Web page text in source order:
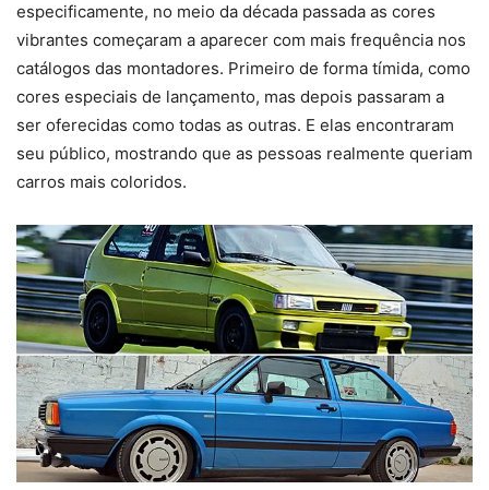
especificamente, no meio da década passada as cores
vibrantes começaram a aparecer com mais frequência nos
catálogos das montadores. Primeiro de forma tímida, como
cores especiais de lançamento, mas depois passaram a
ser oferecidas como todas as outras. E elas encontraram
seu público, mostrando que as pessoas realmente queriam
carros mais coloridos.